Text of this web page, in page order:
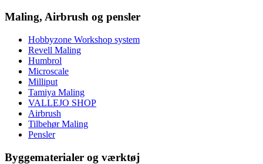
Maling, Airbrush og pensler
Hobbyzone Workshop system
Revell Maling
Humbrol
Microscale
Milliput
Tamiya Maling
VALLEJO SHOP
Airbrush
Tilbehør Maling
Pensler
Byggematerialer og værktøj